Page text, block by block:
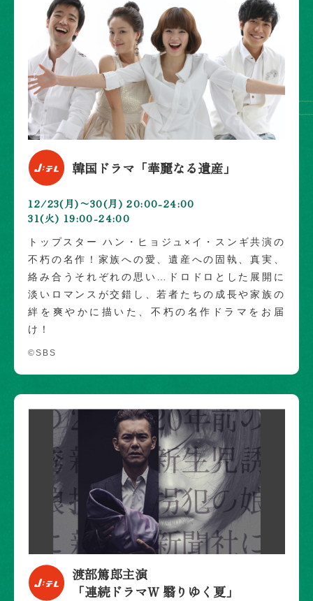
韓国ドラマ「華麗なる遺産」
12/23(月)〜30(月) 20:00-24:00
31(火) 19:00-24:00
トップスター ハン・ヒョジュ×イ・スンギ共演の
不朽の名作！家族への愛、遺産への固執、真実、
絡み合うそれぞれの思い…ドロドロとした展開に
淡いロマンスが交錯し、若者たちの成長や家族の
絆を爽やかに描いた、不朽の名作ドラマをお届
け！
©SBS
渡部篤郎主演
「連続ドラマW 翳りゆく夏」